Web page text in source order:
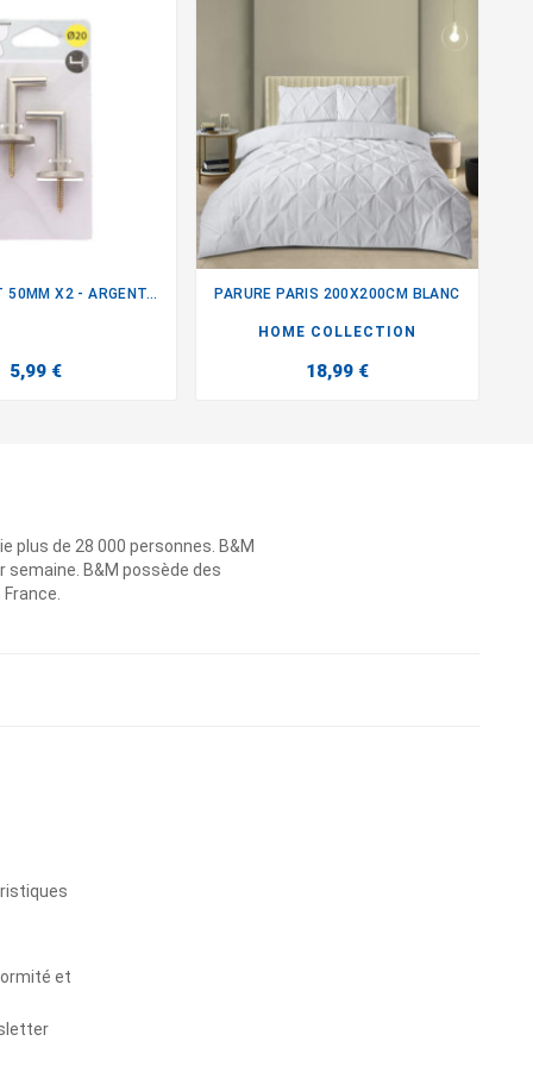
50MM X2 - ARGENT...
5,99 €
PARURE PARIS 200X200CM BLANC
HOME COLLECTION
18,99 €
plus de 28 000 personnes. B&M
B&M possède des
et